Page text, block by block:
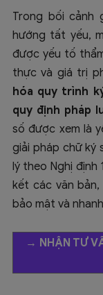
Trong bối cảnh
hướng tất yếu,
được yếu tố
thực và giá trị
hóa quy trình
quy định pháp
số được xem là
giải pháp chữ ký
lý theo Nghị định
kết các văn
bảo mật và
→ NHẬN TƯ